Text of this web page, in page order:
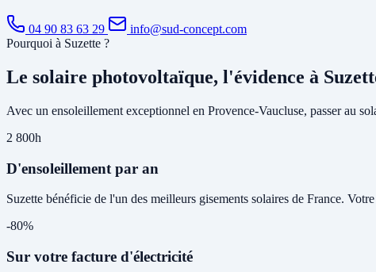
04 90 83 63 29
info@sud-concept.com
Pourquoi à Suzette ?
Le solaire photovoltaïque, l'évidence à
Avec un ensoleillement exceptionnel en Provence-Vaucluse, passer au
2 800h
D'ensoleillement par an
Suzette bénéficie de l'un des meilleurs gisements solaires de France.
-80%
Sur votre facture d'électricité